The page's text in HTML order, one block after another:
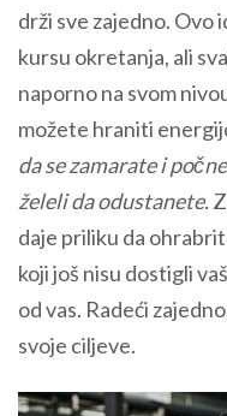
drži sve zajedno. Ovo
kursu okretanja, ali
naporno na svom
možete hraniti
da se zamarate i
želeli da odustanete.
daje priliku da
koji još nisu dostigli
od vas. Radeći
svoje ciljeve.